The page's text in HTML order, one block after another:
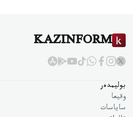
KAZINFORM
بوليمدەر
وقيعا
ساياسات